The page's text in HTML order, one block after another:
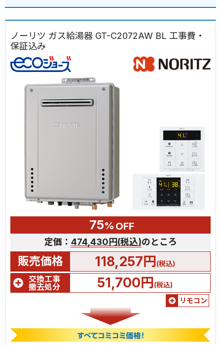
ノーリツ ガス給湯器 GT-C2072AW BL 工事費・
保証込み
75% OFF
定価： 474,430円(税込)のところ
販売価格 118,257円(税込)
交換工事
撤去処分
51,700円(税込)
リモコン